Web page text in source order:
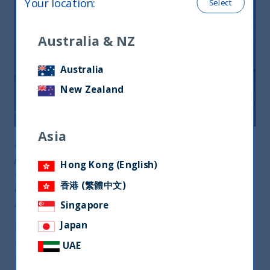
La “Lega” degli unicorni indiani si posiziona al terzo
posto su scala mondiale, appena dopo Cina e Stati
Uniti. Il fattor comune? L’ambito di riferimento: quello
tecnologico. Ne parliamo con gli esperti di UTI
International
Espansione di bilanci e miglioramento degli utili,
unitamente a una economia fertile per numero di
Select
Australia & NZ
Australia
New Zealand
Asia
Hong Kong (English)
香港 (繁體中文)
Singapore
Japan
UAE